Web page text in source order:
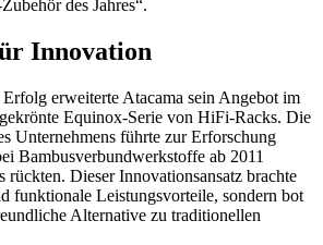
des Jahres“.
Innovation
erweiterte Atacama sein Angebot im
Equinox-Serie von HiFi-Racks. Die
Unternehmens führte zur Erforschung
Bambusverbundwerkstoffe ab 2011
rückten. Dieser Innovationsansatz brachte
funktionale Leistungsvorteile, sondern bot
Alternative zu traditionellen